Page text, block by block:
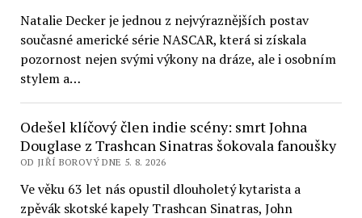
Natalie Decker je jednou z nejvýraznějších postav
současné americké série NASCAR, která si získala
pozornost nejen svými výkony na dráze, ale i osobním
stylem a…
Odešel klíčový člen indie scény: smrt Johna
Douglase z Trashcan Sinatras šokovala fanoušky
OD JIŘÍ BOROVÝ DNE 5. 8. 2026
Ve věku 63 let nás opustil dlouholetý kytarista a
zpěvák skotské kapely Trashcan Sinatras, John